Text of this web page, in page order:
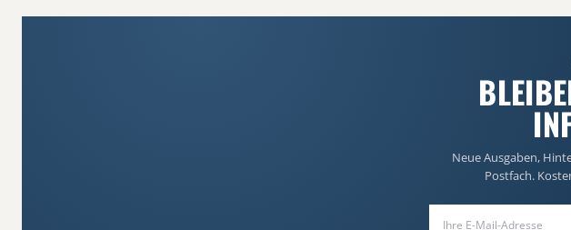
Neue Ausgaben,
Postfach.